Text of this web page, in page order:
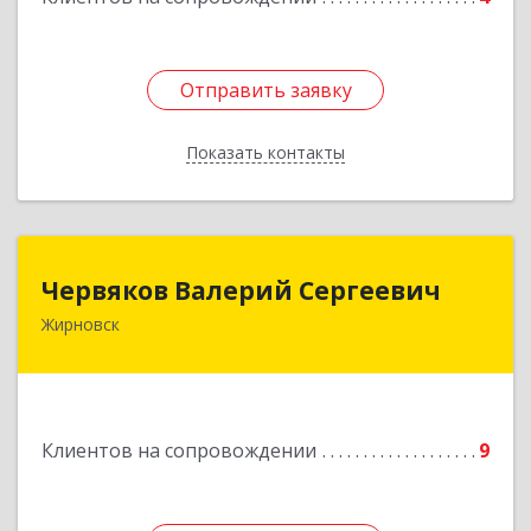
Отправить заявку
Показать контакты
Отправить заявку
Назад
Червяков Валерий Сергеевич
Жирновск
Клиентов на сопровождении 9
Червяков Валерий Сергеевич
Подробнее